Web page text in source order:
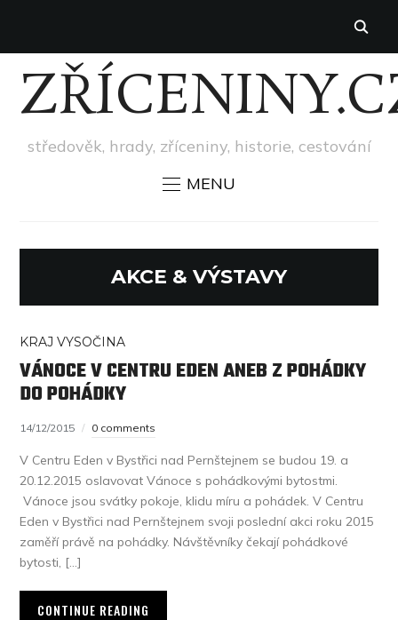
středověk, hrady, zříceniny, historie, cestování
MENU
AKCE & VÝSTAVY
KRAJ VYSOČINA
VÁNOCE V CENTRU EDEN ANEB Z POHÁDKY
DO POHÁDKY
14/12/2015 0 comments
V Centru Eden v Bystřici nad Pernštejnem se budou 19. a
20.12.2015 oslavovat Vánoce s pohádkovými bytostmi.
Vánoce jsou svátky pokoje, klidu míru a pohádek. V Centru
Eden v Bystřici nad Pernštejnem svoji poslední akci roku 2015
zaměří právě na pohádky. Návštěvníky čekají pohádkové
bytosti, […]
CONTINUE READING